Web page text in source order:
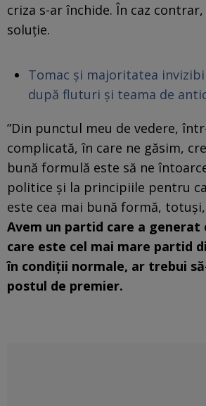
criza s-ar închide. În caz contrar,
soluție.
Tomac și majoritatea
după fluturi și teama de
”Din punctul meu de vedere,
complicată, în care ne găsim,
bună formulă este să ne
politice și la principiile pentru
este cea mai bună formă,
Avem un partid care a generat
care este cel mai mare partid
în condiții normale, ar trebui
postul de premier.